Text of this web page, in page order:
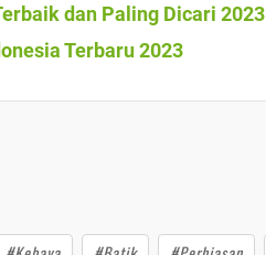
dan Paling Dicari 2023
Terbaru 2023